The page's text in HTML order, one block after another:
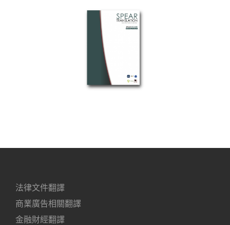
法律文件翻譯
商業廣告相關翻譯
金融財經翻譯